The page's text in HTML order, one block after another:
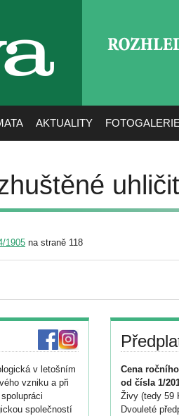
AKTUALITY
1905 na straně 118
v letošním
vzniku a při
společností
Cena
od čísla 1/
Živy (tedy 59
Dvouleté